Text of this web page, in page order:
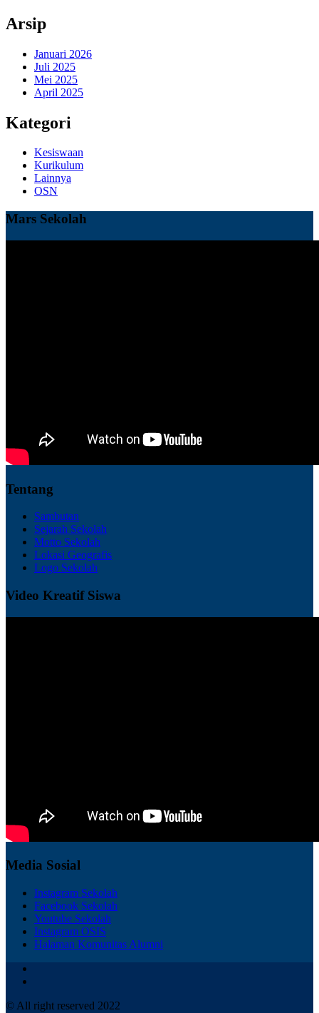
Arsip
Januari 2026
Juli 2025
Mei 2025
April 2025
Kategori
Kesiswaan
Kurikulum
Lainnya
OSN
Mars Sekolah
Tentang
Sambutan
Sejarah Sekolah
Motto Sekolah
Lokasi Geografis
Logo Sekolah
Video Kreatif Siswa
Media Sosial
Instagram Sekolah
Facebook Sekolah
Youtube Sekolah
Instagram OSIS
Halaman Komunitas Alumni
© All right reserved 2022